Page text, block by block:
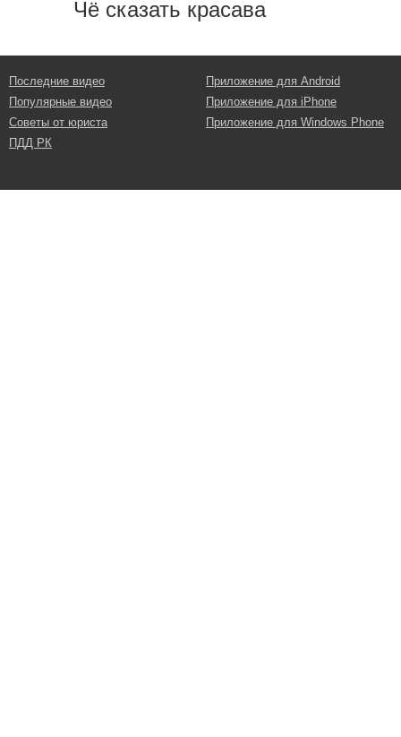
Чё сказать красава
Последние видео
Популярные видео
Советы от юриста
ПДД РК
Приложение для Android
Приложение для iPhone
Приложение для Windows Phone